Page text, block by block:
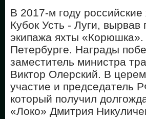
В 2017-м году
Кубок Усть - Луги,
экипажа яхты «Корюшка».
Петербурге. Награды
заместитель министра
Виктор Олерский. В
участие и председатель
который получил
«Локо» Дмитрия